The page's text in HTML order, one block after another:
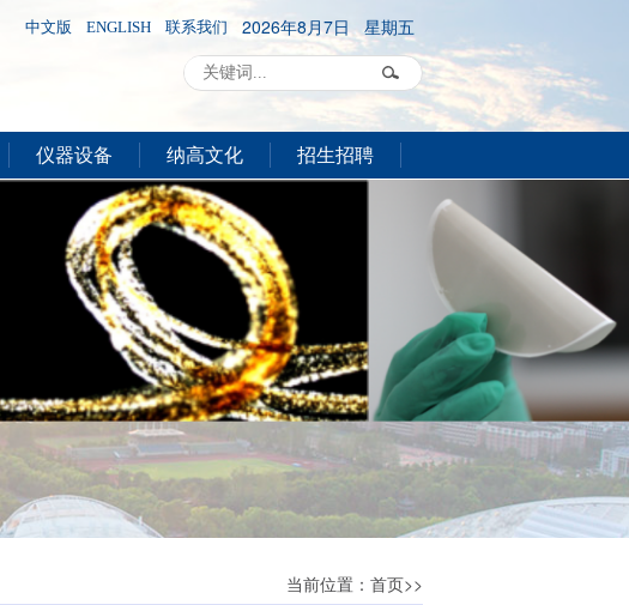
中文版 ENGLISH 联系我们 2026年8月7日 星期五
仪器设备 纳高文化 招生招聘
当前位置： 首页>>